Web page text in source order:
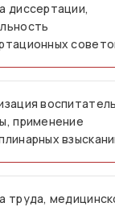
диссертации,
применение
труда,